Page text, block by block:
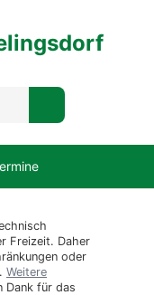
Freizeit. Daher
oder
Weitere
Dank für das